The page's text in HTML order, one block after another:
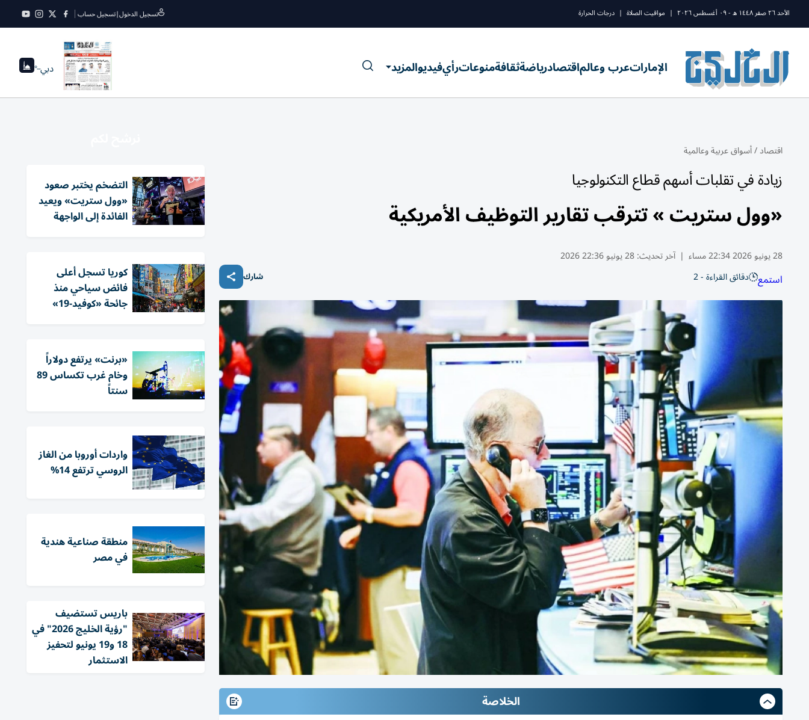
الأحد ٢٦ صفر ١٤٤٨ ه - ٠٩ أغسطس ٢٠٢٦ | مواقيت الصلاة | درجات الحرارة تسجيل الدخول|تسجيل حساب
الإماراتعرب وعالماقتصادرياضةثقافةمنوعاترأيفيديوالمزيد دبي--°
اقتصاد/أسواق عربية وعالمية
زيادة في تقلبات أسهم قطاع التكنولوجيا
«وول ستريت » تترقب تقارير التوظيف الأمريكية
28 يونيو 2026 22:34 مساء | آخر تحديث:28 يونيو 22:36 2026
استمع دقائق القراءة - 2 شارك
الخلاصة
التضخم يختبر صعود
«وول ستريت» ويعيد
الفائدة إلى الواجهة
كوريا تسجل أعلى
فائض سياحي منذ
جائحة «كوفيد-19»
«برنت» يرتفع دولاراً
وخام ​غرب تكساس 89
سنتاً
واردات أوروبا من الغاز
الروسي ترتفع 14%
منطقة صناعية هندية
في مصر
باريس تستضيف
"رؤية الخليج 2026" في
18 و19 يونيو لتحفيز
الاستثمار